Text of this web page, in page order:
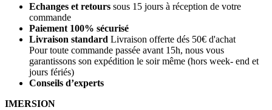
Echanges et retours sous 15 jours à réception de votre
commande
Paiement 100% sécurisé
Livraison standard Livraison offerte dés 50€ d'achat
Pour toute commande passée avant 15h, nous vous
garantissons son expédition le soir même (hors week- end et
jours fériés)
Conseils d’experts
IMERSION